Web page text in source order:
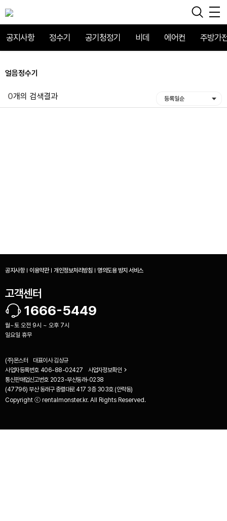
공지사항 정수기 공기청정기 비데 에어컨 주방가
얼음정수기
0개의 검색결과 등록일순
공지사항 이용약관 개인정보처리방침 명의도용 방지 서비스
고객센터
1666-5449
월~토 오전 9시 ~ 오후 7시
일요일 휴무
(주)몬스터 대표이사 김상규
사업자등록번호 406-88-02427
사업자정보확인
통신판매업신고번호 2023-부산동래-0238
(47796) 부산 동래구 충렬대로 417 3층 303호 (안락동)
Copyright ⓒ rentalmonster.kr. All Rights Reserved.